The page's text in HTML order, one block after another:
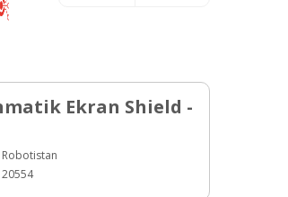
Ekran Shield -
Robotistan
20554